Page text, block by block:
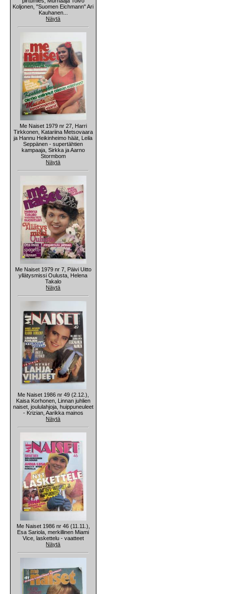
Koljonen, "Suomen Eichmann" Ari
Kauhanen...
Näytä
Me Naiset 1979 nr 27, Harri
Tirkkonen, Katariina Metsovaara
ja Hannu Heikinheimo häät, Leila
Seppänen - supertähtien
kampaaja, Sirkka ja Aarno
Stormbom
Näytä
Me Naiset 1979 nr 7, Päivi Uitto
yllätysmissi Oulusta, Helena
Takalo
Näytä
Me Naiset 1986 nr 49 (2.12.),
Kaisa Korhonen, Linnan juhlien
naiset, joululahjoja, huippuneuleet
- Krizian, Aarikka mainos
Näytä
Me Naiset 1986 nr 46 (11.11.),
Esa Sariola, merkillinen Miami
Vice, laskettelu - vaatteet
Näytä